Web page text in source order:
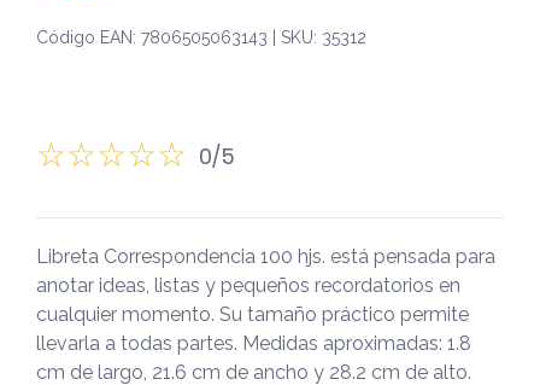
Código EAN: 7806505063143 | SKU: 35312
0/5
Libreta Correspondencia 100 hjs. está pensada para
anotar ideas, listas y pequeños recordatorios en
cualquier momento. Su tamaño práctico permite
llevarla a todas partes. Medidas aproximadas: 1.8
cm de largo, 21.6 cm de ancho y 28.2 cm de alto.